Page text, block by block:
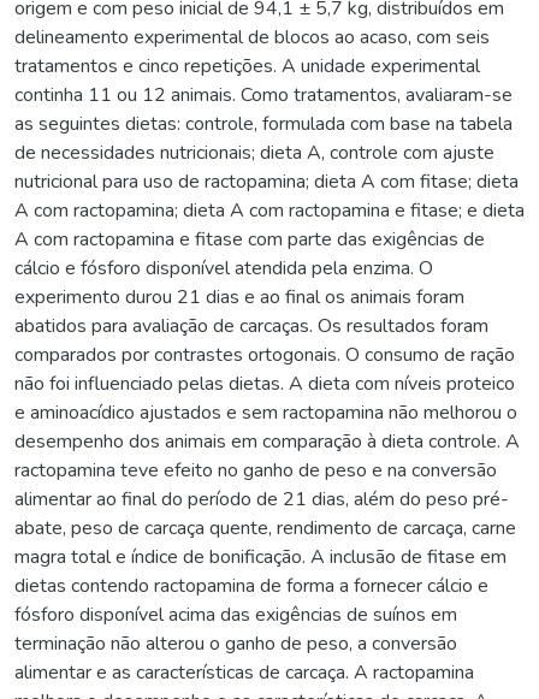
origem e com peso inicial de 94,1 ± 5,7 kg, distribuídos em
delineamento experimental de blocos ao acaso, com seis
tratamentos e cinco repetições. A unidade experimental
continha 11 ou 12 animais. Como tratamentos, avaliaram-se
as seguintes dietas: controle, formulada com base na tabela
de necessidades nutricionais; dieta A, controle com ajuste
nutricional para uso de ractopamina; dieta A com fitase; dieta
A com ractopamina; dieta A com ractopamina e fitase; e dieta
A com ractopamina e fitase com parte das exigências de
cálcio e fósforo disponível atendida pela enzima. O
experimento durou 21 dias e ao final os animais foram
abatidos para avaliação de carcaças. Os resultados foram
comparados por contrastes ortogonais. O consumo de ração
não foi influenciado pelas dietas. A dieta com níveis proteico
e aminoacídico ajustados e sem ractopamina não melhorou o
desempenho dos animais em comparação à dieta controle. A
ractopamina teve efeito no ganho de peso e na conversão
alimentar ao final do período de 21 dias, além do peso pré-
abate, peso de carcaça quente, rendimento de carcaça, carne
magra total e índice de bonificação. A inclusão de fitase em
dietas contendo ractopamina de forma a fornecer cálcio e
fósforo disponível acima das exigências de suínos em
terminação não alterou o ganho de peso, a conversão
alimentar e as características de carcaça. A ractopamina